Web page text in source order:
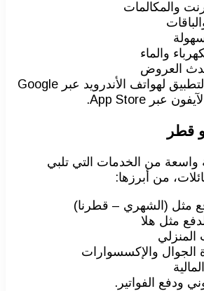
والمكالمات
والماء
العروض
ويمكن تحميل التطبيق لهواتف الأندرويد عبر Google
قطر
واسعة من الخدمات التي تلبي
من أبرزها:
مثل (الشهري – قطرنا)
مثل هلا
المنزلي
الجوال والإكسسوارات
ودفع الفواتير.